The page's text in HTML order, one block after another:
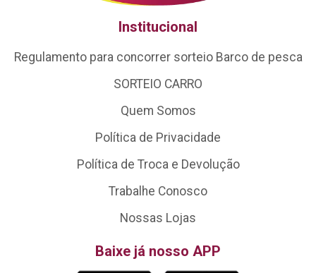
Institucional
Regulamento para concorrer sorteio Barco de pesca
SORTEIO CARRO
Quem Somos
Política de Privacidade
Política de Troca e Devolução
Trabalhe Conosco
Nossas Lojas
Baixe já nosso APP